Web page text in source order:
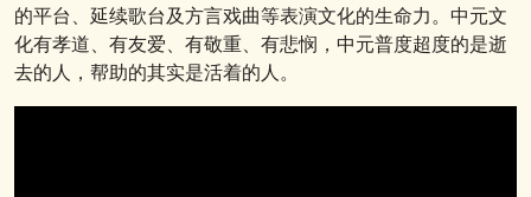
的平台、延续歌台及方言戏曲等表演文化的生命力。中元文
化有孝道、有友爱、有敬重、有悲悯，中元普度超度的是逝
去的人，帮助的其实是活着的人。